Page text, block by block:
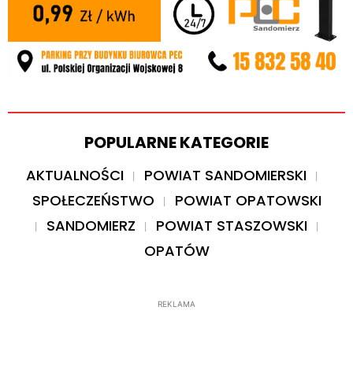
POPULARNE KATEGORIE
AKTUALNOŚCI
POWIAT SANDOMIERSKI
SPOŁECZEŃSTWO
POWIAT OPATOWSKI
SANDOMIERZ
POWIAT STASZOWSKI
OPATÓW
REKLAMA